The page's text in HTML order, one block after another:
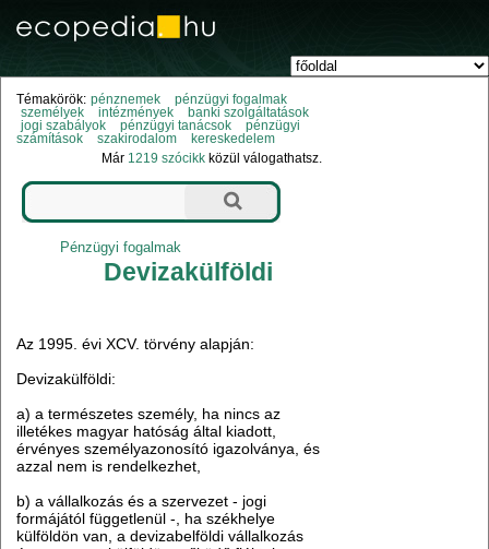
Témakörök: pénznemek
pénzügyi fogalmak
személyek
intézmények
banki szolgáltatások
jogi szabályok
pénzügyi tanácsok
pénzügyi
számítások
szakirodalom
kereskedelem
Már 1219 szócikk közül válogathatsz.
Pénzügyi fogalmak
Devizakülföldi
Az 1995. évi XCV. törvény alapján:
Devizakülföldi:
a) a természetes személy, ha nincs az
illetékes magyar hatóság által kiadott,
érvényes személyazonosító igazolványa, és
azzal nem is rendelkezhet,
b) a vállalkozás és a szervezet - jogi
formájától függetlenül -, ha székhelye
külföldön van, a devizabelföldi vállalkozás